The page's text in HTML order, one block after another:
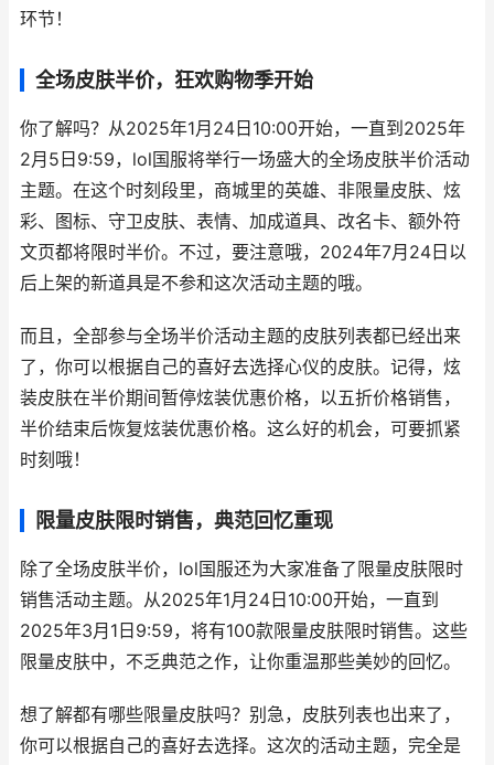
环节！
全场皮肤半价，狂欢购物季开始
你了解吗？从2025年1月24日10:00开始，一直到2025年
2月5日9:59，lol国服将举行一场盛大的全场皮肤半价活动
主题。在这个时刻段里，商城里的英雄、非限量皮肤、炫
彩、图标、守卫皮肤、表情、加成道具、改名卡、额外符
文页都将限时半价。不过，要注意哦，2024年7月24日以
后上架的新道具是不参和这次活动主题的哦。
而且，全部参与全场半价活动主题的皮肤列表都已经出来
了，你可以根据自己的喜好去选择心仪的皮肤。记得，炫
装皮肤在半价期间暂停炫装优惠价格，以五折价格销售，
半价结束后恢复炫装优惠价格。这么好的机会，可要抓紧
时刻哦！
限量皮肤限时销售，典范回忆重现
除了全场皮肤半价，lol国服还为大家准备了限量皮肤限时
销售活动主题。从2025年1月24日10:00开始，一直到
2025年3月1日9:59，将有100款限量皮肤限时销售。这些
限量皮肤中，不乏典范之作，让你重温那些美妙的回忆。
想了解都有哪些限量皮肤吗？别急，皮肤列表也出来了，
你可以根据自己的喜好去选择。这次的活动主题，完全是